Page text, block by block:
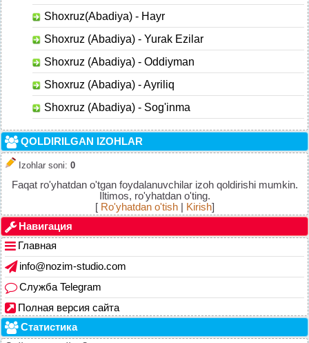
Shoxruz(Abadiya) - Hayr
Shoxruz (Abadiya) - Yurak Ezilar
Shoxruz (Abadiya) - Oddiyman
Shoxruz (Abadiya) - Ayriliq
Shoxruz (Abadiya) - Sog'inma
QOLDIRILGAN IZOHLAR
Izohlar soni: 0
Faqat ro'yhatdan o'tgan foydalanuvchilar izoh qoldirishi mumkin.
Iltimos, ro'yhatdan o'ting.
[ Ro'yhatdan o'tish| Kirish]
Навигация
Главная
info@nozim-studio.com
Служба Telegram
Полная версия сайта
Статистика